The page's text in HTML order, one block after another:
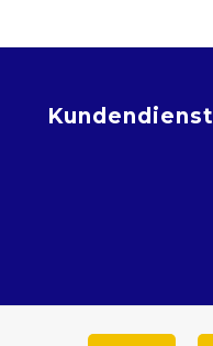
Kundendienst